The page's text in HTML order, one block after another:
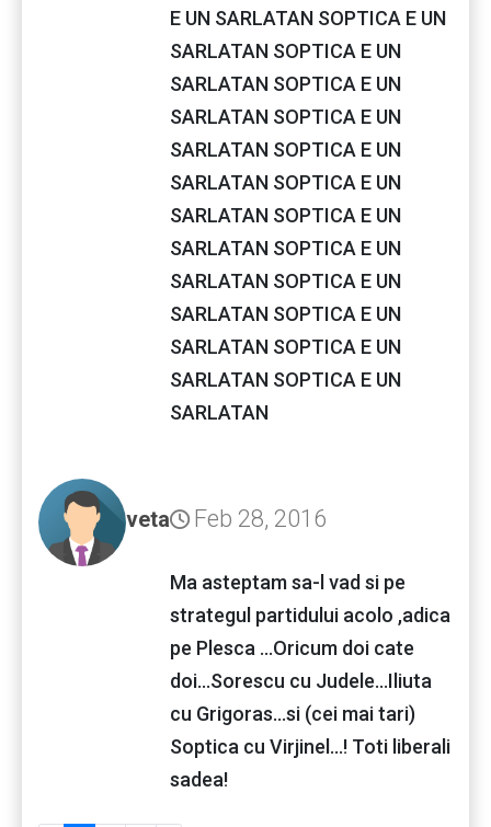
E UN SARLATAN SOPTICA E UN
SARLATAN SOPTICA E UN
SARLATAN SOPTICA E UN
SARLATAN SOPTICA E UN
SARLATAN SOPTICA E UN
SARLATAN SOPTICA E UN
SARLATAN SOPTICA E UN
SARLATAN SOPTICA E UN
SARLATAN SOPTICA E UN
SARLATAN SOPTICA E UN
SARLATAN SOPTICA E UN
SARLATAN SOPTICA E UN
SARLATAN
veta Feb 28, 2016
Ma asteptam sa-l vad si pe
strategul partidului acolo ,adica
pe Plesca ...Oricum doi cate
doi...Sorescu cu Judele...Iliuta
cu Grigoras...si (cei mai tari)
Soptica cu Virjinel...! Toti liberali
sadea!